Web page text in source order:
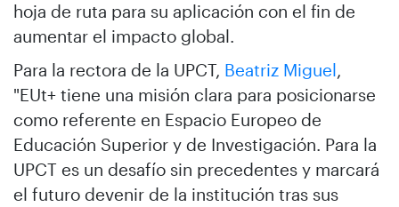
hoja de ruta para su aplicación con el fin de
aumentar el impacto global.
Para la rectora de la UPCT, Beatriz Miguel,
"EUt+ tiene una misión clara para posicionarse
como referente en Espacio Europeo de
Educación Superior y de Investigación. Para la
UPCT es un desafío sin precedentes y marcará
el futuro devenir de la institución tras sus